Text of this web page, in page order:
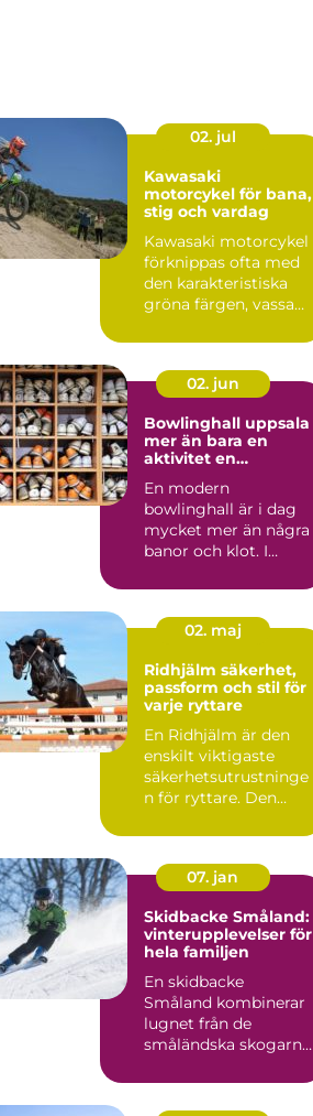
02. jul
Kawasaki
motorcykel för bana,
stig och vardag
Kawasaki motorcykel
förknippas ofta med
den karakteristiska
gröna färgen, vassa
02. jun
Bowlinghall uppsala
mer än bara en
aktivitet en
En modern
bowlinghall är i dag
mycket mer än några
banor och klot. I
utvecklats ...
02. maj
Ridhjälm säkerhet,
passform och stil för
varje ryttare
En Ridhjälm är den
enskilt viktigaste
säkerhetsutrustninge
n för ryttare. Den
fal...
07. jan
Skidbacke Småland:
vinterupplevelser för
hela familjen
En skidbacke
Småland kombinerar
lugnet från de
småländska skogarna